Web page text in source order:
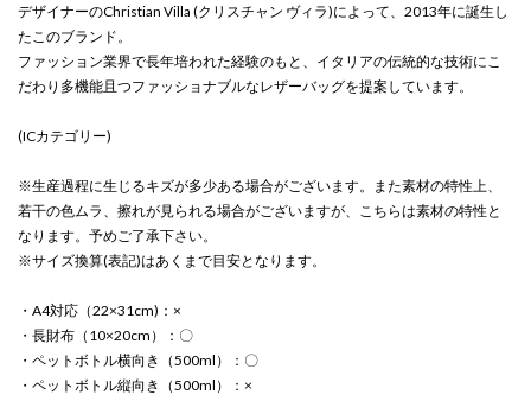
デザイナーのChristian Villa (クリスチャン ヴィラ)によって、2013年に誕生し
たこのブランド。
ファッション業界で長年培われた経験のもと、イタリアの伝統的な技術にこ
だわり多機能且つファッショナブルなレザーバッグを提案しています。
(ICカテゴリー)
※生産過程に生じるキズが多少ある場合がございます。また素材の特性上、
若干の色ムラ、擦れが見られる場合がございますが、こちらは素材の特性と
なります。予めご了承下さい。
※サイズ換算(表記)はあくまで目安となります。
・A4対応（22×31cm)：×
・長財布（10×20cm）：〇
・ペットボトル横向き（500ml）：〇
・ペットボトル縦向き（500ml）：×